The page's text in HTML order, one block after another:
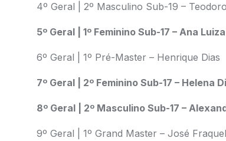
4º Geral | 2º Masculino Sub-19 –
5º Geral | 1º Feminino Sub-17 – Ana
6º Geral | 1º Pré-Master – Henrique Dias
7º Geral | 2º Feminino Sub-17 – Helena
8º Geral | 2º Masculino Sub-17 –
9º Geral | 1º Grand Master – José